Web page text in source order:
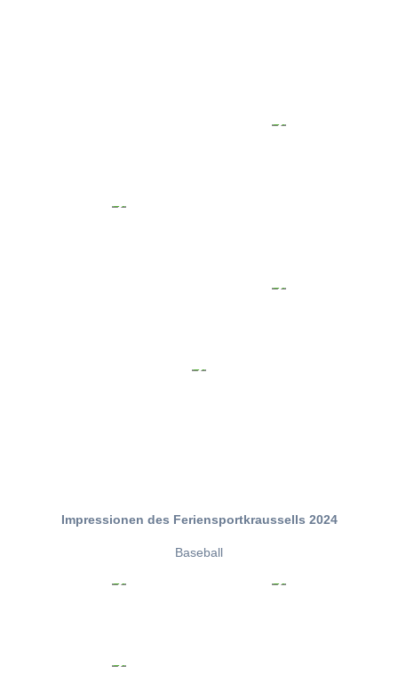
Impressionen des Feriensportkraussells 2024
Baseball